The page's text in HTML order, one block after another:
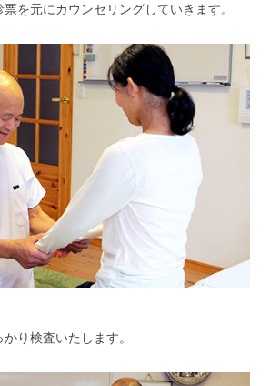
を元にカウンセリングしていきます。
り検査いたします。